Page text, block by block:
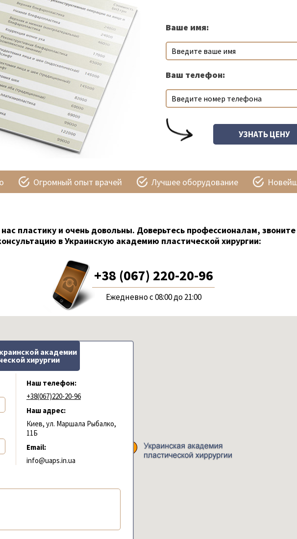
Ваше имя:
Ваш телефон:
Огромный опыт врачей Лучшее оборудование
пластику и очень довольны. Доверьтесь профессионалам,
в Украинскую академию пластической хирургии:
+38 (067) 220-20-96
Ежедневно с 08:00 до 21:00
академии
хирургии
Наш телефон:
+38(067)220-20-96
Наш адрес:
Киев, ул. Маршала Рыбалко,
11Б
Email:
info@uaps.in.ua